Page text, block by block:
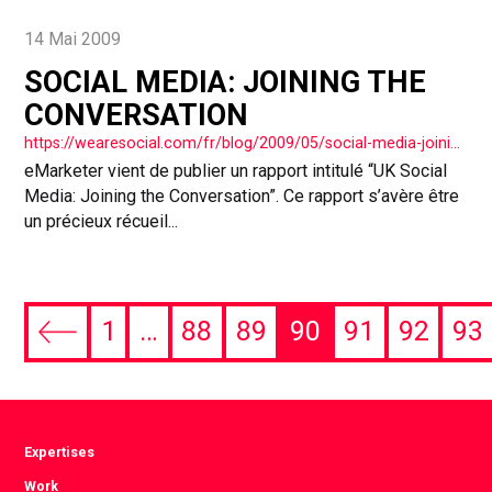
14 Mai 2009
SOCIAL MEDIA: JOINING THE
CONVERSATION
https://wearesocial.com/fr/blog/2009/05/social-media-joining-conversation/
eMarketer vient de publier un rapport intitulé “UK Social
Media: Joining the Conversation”. Ce rapport s’avère être
un précieux récueil...
Previous
1 … 88 89 90 91 92 93
Expertises
Work